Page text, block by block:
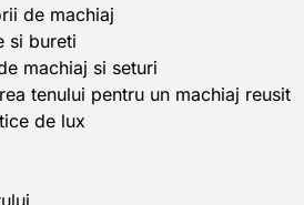
de machiaj
si bureti
machiaj si seturi
tenului pentru un machiaj reusit
de lux